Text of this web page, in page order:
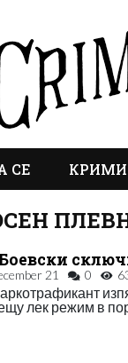
СЕ
21 0
лек режим в